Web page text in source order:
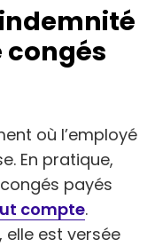
où l’employé
En pratique,
payés
compte.
elle est versée